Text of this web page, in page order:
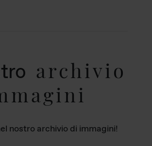
archivio
nostro archivio di immagini!